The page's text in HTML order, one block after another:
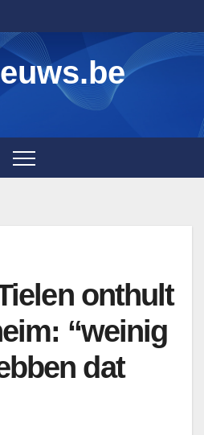
onthult
“weinig
dat